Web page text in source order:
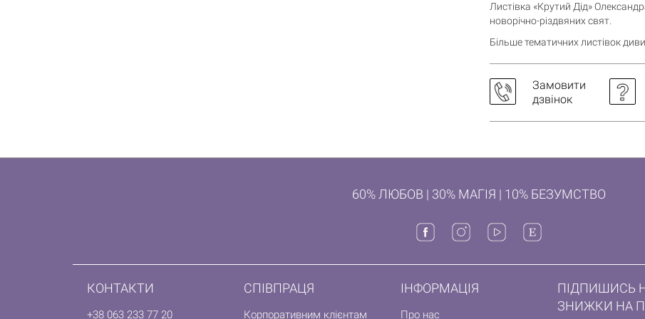
Листівка «Крутий Дід»
новорічно-різдвяних свят.
Більше тематичних листівок
Замовити
дзвінок
60% ЛЮБОВ | 30% МАГІЯ | 10% БЕЗУМСТВО
КОНТАКТИ
+38 063 233 77 20
СПІВПРАЦЯ
Корпоративним клієнтам
ІНФОРМАЦІЯ
Про нас
ПІДПИШИСЬ
ЗНИЖКИ НА